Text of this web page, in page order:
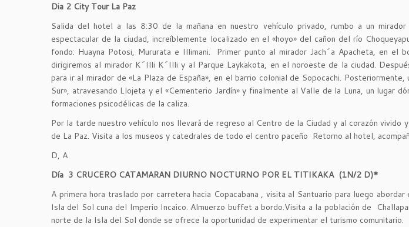
Dia 2 City Tour La Paz
Salida del hotel a las 8:30 de la mañana en nuestro vehículo privado, rumbo a un
espectacular de la ciudad, increíblemente localizado en el «hoyo» del cañon del río
fondo: Huayna Potosi, Mururata e Illimani. Primer punto al mirador Jach´a Apacheta, en el
dirigiremos al mirador K´Illi K´Illi y al Parque Laykakota, en el noroeste de la ciudad.
para ir al mirador de «La Plaza de España», en el barrio colonial de Sopocachi.
Sur», atravesando Llojeta y el «Cementerio Jardín» y finalmente al Valle de la Luna, un lugar
formaciones psicodélicas de la caliza.
Por la tarde nuestro vehículo nos llevará de regreso al Centro de la Ciudad y al corazón vivido
de La Paz. Visita a los museos y catedrales de todo el centro paceño Retorno al hotel,
D, A
Día 3 CRUCERO CATAMARAN DIURNO NOCTURNO POR EL TITIKAKA (1N/2 D)*
A primera hora traslado por carretera hacia Copacabana , visita al Santuario para luego abordar
Isla del Sol cuna del Imperio Incaico. Almuerzo buffet a bordo.Visita a la población de
norte de la Isla del Sol donde se ofrece la oportunidad de experimentar el turismo comunitario.